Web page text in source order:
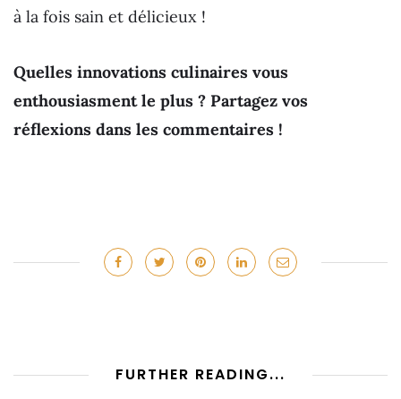
à la fois sain et délicieux !
Quelles innovations culinaires vous
enthousiasment le plus ? Partagez vos
réflexions dans les commentaires !
FURTHER READING...